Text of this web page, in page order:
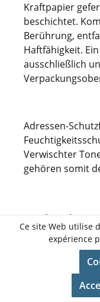
Kraftpapier
beschichtet.
Berührung,
Haftfähigkeit.
ausschließlich
Adressen-
Verwischter
gehören somit
Bedruckte
Hinweis-
Onlineshop in
Ce site Web utilise
expérience